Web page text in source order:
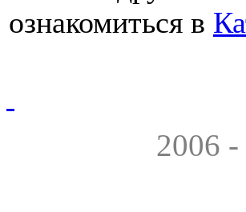
ознакомиться в
2006 -